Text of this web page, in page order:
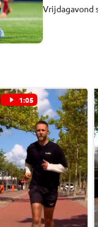
Vrijdagavond
1:05